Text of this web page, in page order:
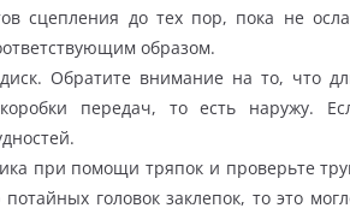
сцепления до тех пор, пока не
образом.
Обратите внимание на то, что
передач, то есть наружу.
при помощи тряпок и проверьте
головок заклепок, то это